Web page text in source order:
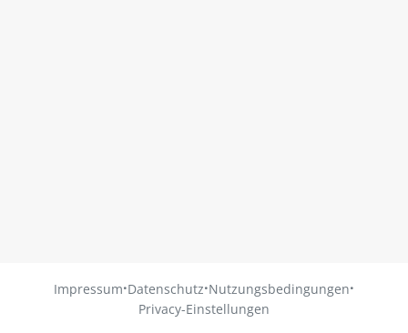
Impressum·Datenschutz·Nutzungsbedingungen·
Privacy-Einstellungen